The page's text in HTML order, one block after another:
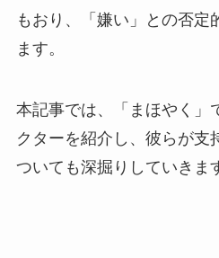
もおり、「嫌い」との否定
ます。
本記事では、「まほやく」
クターを紹介し、彼らが支
ついても深掘りしていきま